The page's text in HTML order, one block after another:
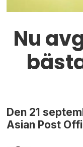
Nu
Den 21
Asian Post